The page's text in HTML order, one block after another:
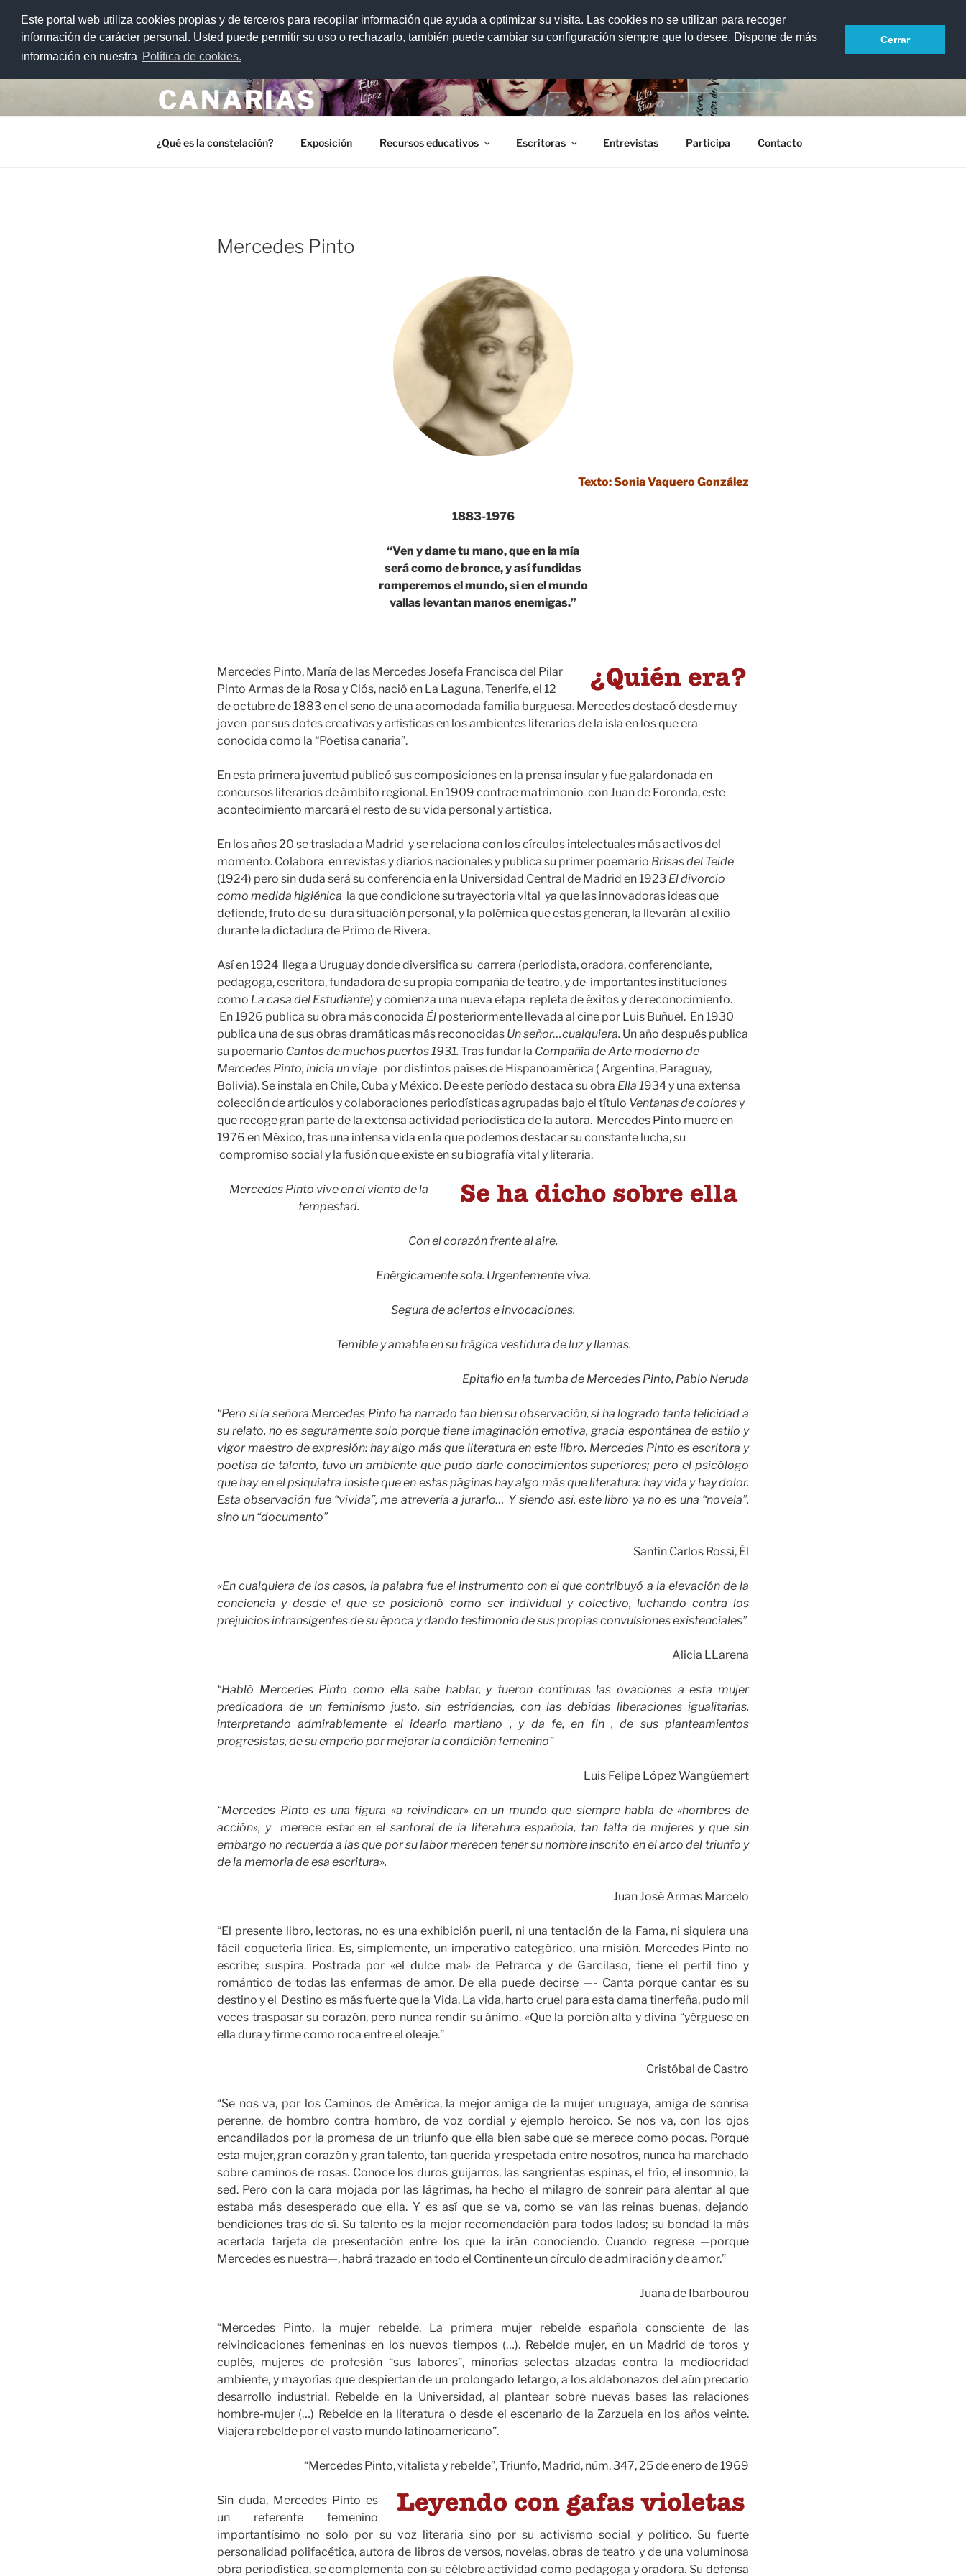
Este portal web utiliza cookies propias y de terceros para recopilar información que ayuda a optimizar su visita. Las cookies no se utilizan para recoger
información de carácter personal. Usted puede permitir su uso o rechazarlo, también puede cambiar su configuración siempre que lo desee. Dispone de más
información en nuestra Política de cookies.
Cerrar
Saltar
contenido
CONSTELACIÓN DE ESCRITORAS
CANARIAS
¿Qué es la constelación? Exposición Recursos educativos Escritoras Entrevistas Participa Contacto
PUBLICADO
EL
Mercedes Pinto
Texto: Sonia Vaquero González
1883-1976
“Ven y dame tu mano, que en la mía
será como de bronce, y así fundidas
romperemos el mundo, si en el mundo
vallas levantan manos enemigas.”
Mercedes Pinto, María de las Mercedes Josefa Francisca del Pilar
Pinto Armas de la Rosa y Clós, nació en La Laguna, Tenerife, el 12
de octubre de 1883 en el seno de una acomodada familia burguesa. Mercedes destacó desde muy
joven por sus dotes creativas y artísticas en los ambientes literarios de la isla en los que era
conocida como la “Poetisa canaria”.
En esta primera juventud publicó sus composiciones en la prensa insular y fue galardonada en
concursos literarios de ámbito regional. En 1909 contrae matrimonio con Juan de Foronda, este
acontecimiento marcará el resto de su vida personal y artística.
En los años 20 se traslada a Madrid y se relaciona con los círculos intelectuales más activos del
momento. Colabora en revistas y diarios nacionales y publica su primer poemario Brisas del Teide
(1924) pero sin duda será su conferencia en la Universidad Central de Madrid en 1923 El divorcio
como medida higiénica la que condicione su trayectoria vital ya que las innovadoras ideas que
defiende, fruto de su dura situación personal, y la polémica que estas generan, la llevarán al exilio
durante la dictadura de Primo de Rivera.
Así en 1924 llega a Uruguay donde diversifica su carrera (periodista, oradora, conferenciante,
pedagoga, escritora, fundadora de su propia compañía de teatro, y de importantes instituciones
como La casa del Estudiante) y comienza una nueva etapa repleta de éxitos y de reconocimiento.
En 1926 publica su obra más conocida Él posteriormente llevada al cine por Luis Buñuel. En 1930
publica una de sus obras dramáticas más reconocidas Un señor…cualquiera. Un año después publica
su poemario Cantos de muchos puertos 1931. Tras fundar la Compañía de Arte moderno de
Mercedes Pinto, inicia un viaje por distintos países de Hispanoamérica ( Argentina, Paraguay,
Bolivia). Se instala en Chile, Cuba y México. De este período destaca su obra Ella 1934 y una extensa
colección de artículos y colaboraciones periodísticas agrupadas bajo el título Ventanas de coloresy
que recoge gran parte de la extensa actividad periodística de la autora. Mercedes Pinto muere en
1976 en México, tras una intensa vida en la que podemos destacar su constante lucha, su
compromiso social y la fusión que existe en su biografía vital y literaria.
Mercedes Pinto vive en el viento de la
tempestad.
Con el corazón frente al aire.
Enérgicamente sola. Urgentemente viva.
Segura de aciertos e invocaciones.
Temible y amable en su trágica vestidura de luz y llamas.
Epitafio en la tumba de Mercedes Pinto, Pablo Neruda
“Pero si la señora Mercedes Pinto ha narrado tan bien su observación, si ha logrado tanta felicidad a
su relato, no es seguramente solo porque tiene imaginación emotiva, gracia espontánea de estilo y
vigor maestro de expresión: hay algo más que literatura en este libro. Mercedes Pinto es escritora y
poetisa de talento, tuvo un ambiente que pudo darle conocimientos superiores; pero el psicólogo
que hay en el psiquiatra insiste que en estas páginas hay algo más que literatura: hay vida y hay dolor.
Esta observación fue “vivida”, me atrevería a jurarlo… Y siendo así, este libro ya no es una “novela”,
sino un “documento”
Santín Carlos Rossi, Él
«En cualquiera de los casos, la palabra fue el instrumento con el que contribuyó a la elevación de la
conciencia y desde el que se posicionó como ser individual y colectivo, luchando contra los
prejuicios intransigentes de su época y dando testimonio de sus propias convulsiones existenciales”
Alicia LLarena
“Habló Mercedes Pinto como ella sabe hablar, y fueron continuas las ovaciones a esta mujer
predicadora de un feminismo justo, sin estridencias, con las debidas liberaciones igualitarias,
interpretando admirablemente el ideario martiano , y da fe, en fin , de sus planteamientos
progresistas, de su empeño por mejorar la condición femenino”
Luis Felipe López Wangüemert
“Mercedes Pinto es una figura «a reivindicar» en un mundo que siempre habla de «hombres de
acción», y merece estar en el santoral de la literatura española, tan falta de mujeres y que sin
embargo no recuerda a las que por su labor merecen tener su nombre inscrito en el arco del triunfo y
de la memoria de esa escritura».
Juan José Armas Marcelo
“El presente libro, lectoras, no es una exhibición pueril, ni una tentación de la Fama, ni siquiera una
fácil coquetería lírica. Es, simplemente, un imperativo categórico, una misión. Mercedes Pinto no
escribe; suspira. Postrada por «el dulce mal» de Petrarca y de Garcilaso, tiene el perfil fino y
romántico de todas las enfermas de amor. De ella puede decirse —- Canta porque cantar es su
destino y el Destino es más fuerte que la Vida. La vida, harto cruel para esta dama tinerfeña, pudo mil
veces traspasar su corazón, pero nunca rendir su ánimo. «Que la porción alta y divina “yérguese en
ella dura y firme como roca entre el oleaje.”
Cristóbal de Castro
“Se nos va, por los Caminos de América, la mejor amiga de la mujer uruguaya, amiga de sonrisa
perenne, de hombro contra hombro, de voz cordial y ejemplo heroico. Se nos va, con los ojos
encandilados por la promesa de un triunfo que ella bien sabe que se merece como pocas. Porque
esta mujer, gran corazón y gran talento, tan querida y respetada entre nosotros, nunca ha marchado
sobre caminos de rosas. Conoce los duros guijarros, las sangrientas espinas, el frío, el insomnio, la
sed. Pero con la cara mojada por las lágrimas, ha hecho el milagro de sonreír para alentar al que
estaba más desesperado que ella. Y es así que se va, como se van las reinas buenas, dejando
bendiciones tras de sí. Su talento es la mejor recomendación para todos lados; su bondad la más
acertada tarjeta de presentación entre los que la irán conociendo. Cuando regrese —porque
Mercedes es nuestra—, habrá trazado en todo el Continente un círculo de admiración y de amor.”
Juana de Ibarbourou
“Mercedes Pinto, la mujer rebelde. La primera mujer rebelde española consciente de las
reivindicaciones femeninas en los nuevos tiempos (…). Rebelde mujer, en un Madrid de toros y
cuplés, mujeres de profesión “sus labores”, minorías selectas alzadas contra la mediocridad
ambiente, y mayorías que despiertan de un prolongado letargo, a los aldabonazos del aún precario
desarrollo industrial. Rebelde en la Universidad, al plantear sobre nuevas bases las relaciones
hombre-mujer (…) Rebelde en la literatura o desde el escenario de la Zarzuela en los años veinte.
Viajera rebelde por el vasto mundo latinoamericano”.
“Mercedes Pinto, vitalista y rebelde”, Triunfo, Madrid, núm. 347, 25 de enero de 1969
Sin duda, Mercedes Pinto es
un referente femenino
importantísimo no solo por su voz literaria sino por su activismo social y político. Su fuerte
personalidad polifacética, autora de libros de versos, novelas, obras de teatro y de una voluminosa
obra periodística, se complementa con su célebre actividad como pedagoga y oradora. Su defensa